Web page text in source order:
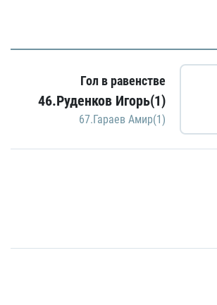
Гол в равенстве
46.Руденков Игорь(1)
67.Гараев Амир(1)